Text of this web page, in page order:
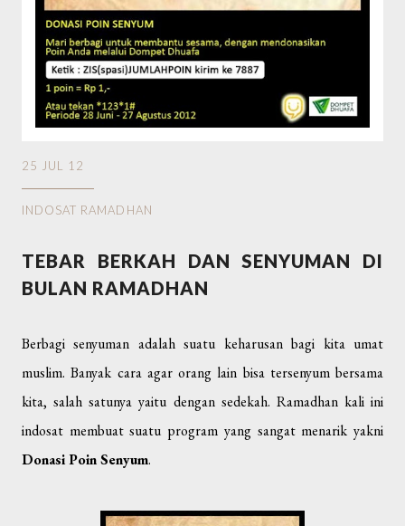
25 JUL 12
INDOSAT RAMADHAN
TEBAR BERKAH DAN SENYUMAN DI
BULAN RAMADHAN
Berbagi senyuman adalah suatu keharusan bagi kita umat
muslim. Banyak cara agar orang lain bisa tersenyum bersama
kita, salah satunya yaitu dengan sedekah. Ramadhan kali ini
indosat membuat suatu program yang sangat menarik yakni
Donasi Poin Senyum.